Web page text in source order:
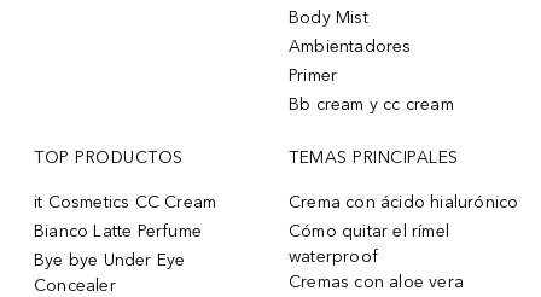
Body Mist
Ambientadores
Primer
Bb cream y cc cream
TOP PRODUCTOS
it Cosmetics CC Cream
Bianco Latte Perfume
Bye bye Under Eye
Concealer
TEMAS PRINCIPALES
Crema con ácido hialurónico
Cómo quitar el rímel
waterproof
Cremas con aloe vera